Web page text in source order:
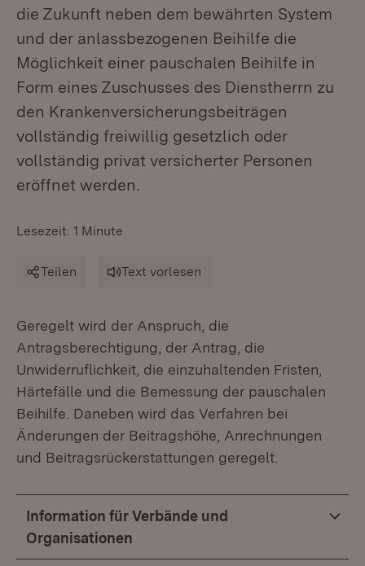
die Zukunft neben dem bewährten System
und der anlassbezogenen Beihilfe die
Möglichkeit einer pauschalen Beihilfe in
Form eines Zuschusses des Dienstherrn zu
den Krankenversicherungsbeiträgen
vollständig freiwillig gesetzlich oder
vollständig privat versicherter Personen
eröffnet werden.
Lesezeit: 1 Minute
Teilen Text vorlesen
Geregelt wird der Anspruch, die
Antragsberechtigung, der Antrag, die
Unwiderruflichkeit, die einzuhaltenden Fristen,
Härtefälle und die Bemessung der pauschalen
Beihilfe. Daneben wird das Verfahren bei
Änderungen der Beitragshöhe, Anrechnungen
und Beitragsrückerstattungen geregelt.
Information für Verbände und
Organisationen